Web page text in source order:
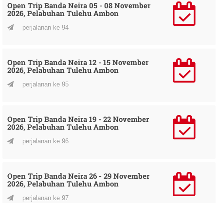
Open Trip Banda Neira 05 - 08 November
2026, Pelabuhan Tulehu Ambon
perjalanan ke 94
Open Trip Banda Neira 12 - 15 November
2026, Pelabuhan Tulehu Ambon
perjalanan ke 95
Open Trip Banda Neira 19 - 22 November
2026, Pelabuhan Tulehu Ambon
perjalanan ke 96
Open Trip Banda Neira 26 - 29 November
2026, Pelabuhan Tulehu Ambon
perjalanan ke 97